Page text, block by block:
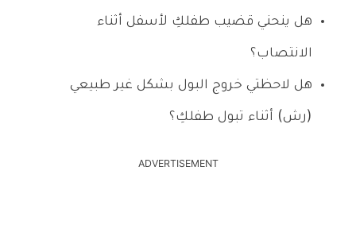
هل ينحني قضيب طفلكِ لأسفل أثناء
الانتصاب؟
هل لاحظتي خروج البول بشكل غير طبيعي
(رش) أثناء تبول طفلكِ؟
ADVERTISEMENT